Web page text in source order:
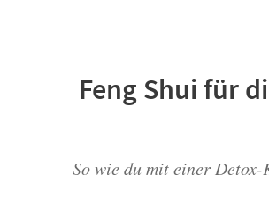
Feng Shui für
So wie du mit einer